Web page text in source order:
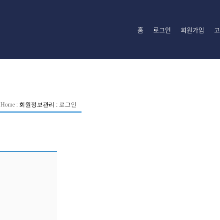
홈 로그인 회원가입
Home : 회원정보관리 : 로그인